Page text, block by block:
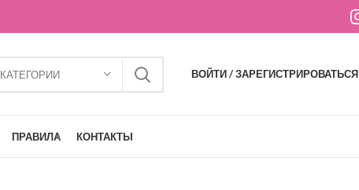
КАТЕГОРИИ ВОЙТИ / ЗАРЕГИСТРИРОВАТЬСЯ
ПРАВИЛА КОНТАКТЫ